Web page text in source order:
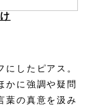
したピアス。
かに強調や疑問
葉の真意を汲み